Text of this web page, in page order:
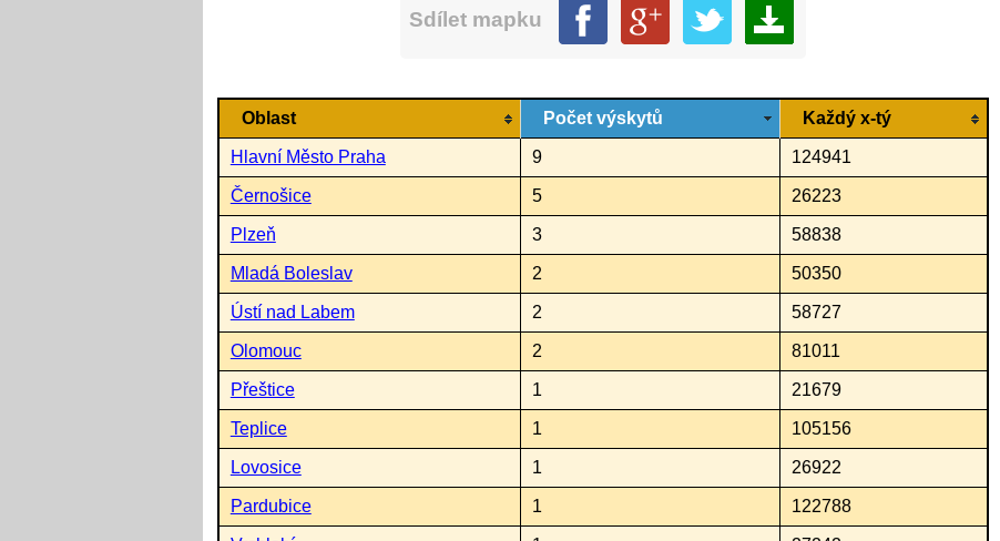
Sdílet mapku
Oblast Počet výskytů Každý x-tý
Hlavní Město Praha 9 124941
Černošice 5 26223
Plzeň 3 58838
Mladá Boleslav 2 50350
Ústí nad Labem 2 58727
Olomouc 2 81011
Přeštice 1 21679
Teplice 1 105156
Lovosice 1 26922
Pardubice 1 122788